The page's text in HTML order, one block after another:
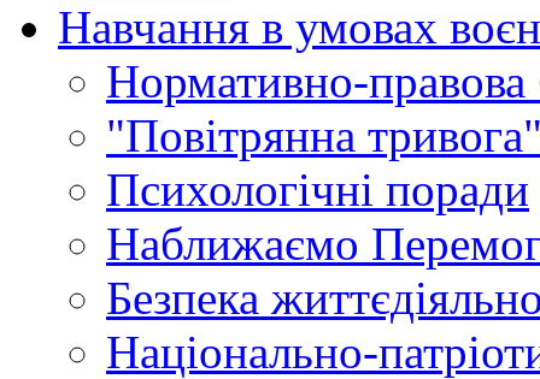
Навчання в умовах
Нормативно-правова
"Повітрянна
Психологічні поради
Наближаємо
Безпека
Національно-